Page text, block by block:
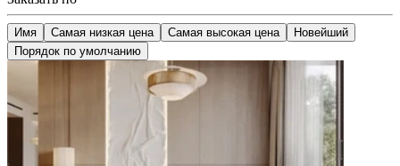
Имя Самая низкая цена Самая высокая цена
Новейший
Порядок по умолчанию